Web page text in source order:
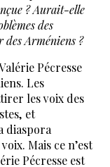
? Aurait-elle
des
des Arméniens ?
Pécresse
Les
les voix des
et
diaspora
Mais ce n’est
Pécresse est